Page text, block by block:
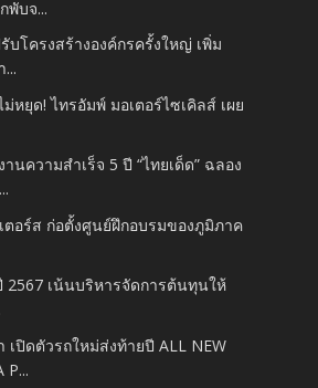
พับจ...
บโครงสร้างองค์กรครั้งใหญ่ เพิ่ม
หยุด! ไทรอัมพ์ มอเตอร์ไซเคิลส์ เผย
นความสำเร็จ 5 ปี “ไทยเด็ด” ฉลอง
อร์ส ก่อตั้งศูนย์ฝึกอบรมของภูมิภาค
2567 เน้นบริหารจัดการต้นทุนให้
เปิดตัวรถใหม่ส่งท้ายปี ALL NEW
P...